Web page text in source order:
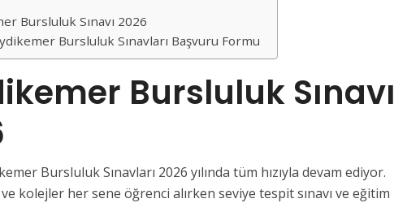
Bursluluk Sınavı 2026
Bursluluk Sınavları Başvuru Formu
Bursluluk Sınavı
Bursluluk Sınavları 2026 yılında tüm hızıyla devam ediyor.
kolejler her sene öğrenci alırken seviye tespit sınavı ve eğitim